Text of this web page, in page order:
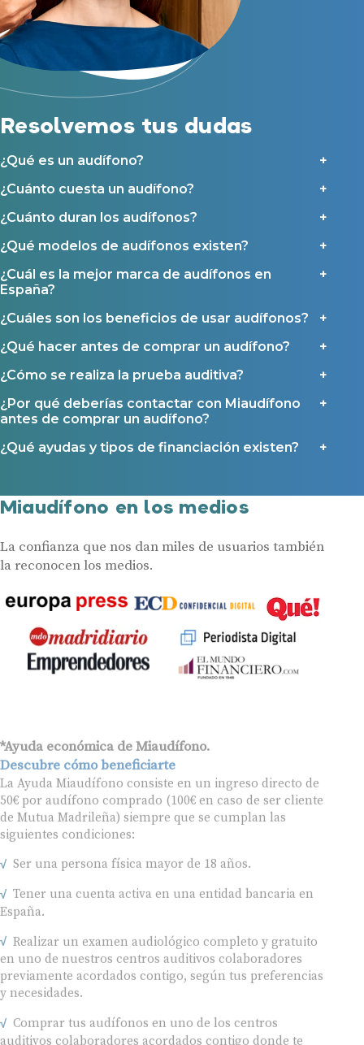
Resolvemos tus dudas
¿Qué es un audífono?
¿Cuánto cuesta un audífono?
¿Cuánto duran los audífonos?
¿Qué modelos de audífonos existen?
¿Cuál es la mejor marca de audífonos en
España?
¿Cuáles son los beneficios de usar audífonos?
¿Qué hacer antes de comprar un audífono?
¿Cómo se realiza la prueba auditiva?
¿Por qué deberías contactar con Miaudífono
antes de comprar un audífono?
¿Qué ayudas y tipos de financiación existen?
Miaudífono en los medios
La confianza que nos dan miles de usuarios también
la reconocen los medios.
*Ayuda económica de Miaudífono.
Descubre cómo beneficiarte
La Ayuda Miaudífono consiste en un ingreso directo de
50€ por audífono comprado (100€ en caso de ser cliente
de Mutua Madrileña) siempre que se cumplan las
siguientes condiciones:
Ser una persona física mayor de 18 años.
España.
en uno de nuestros centros auditivos colaboradores
previamente acordados contigo, según tus preferencias
y necesidades.
auditivos colaboradores acordados contigo donde te
Reparación de audífonos
Asistencia audiológica a domicilio
Seguro para audífonos
Ayuda Miaudífono hasta 200€*
Ayudas para audífonos en Castilla-La Mancha
Ayudas para audífonos en Andalucía
Ayudas y subvenciones en Asturias
Acepto recibir comunicaciones comerciales por parte de Miaudífono
y sus colaboradores según se detalla en nuestras
Acepto la cesión de estos datos a empresas colaboradoras de
Miaudífono para poder ofrecer los servicios solicitados, según se
detalla en nuestras
Condiciones de uso
Al hacer click en «Contáctanos» declaras haber leído y aceptado nuestra